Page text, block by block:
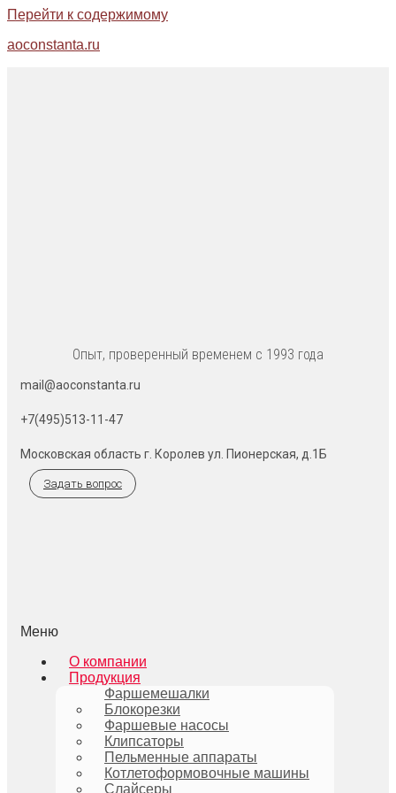
Перейти к содержимому
aoconstanta.ru
Опыт, проверенный временем с 1993 года
mail@aoconstanta.ru
+7(495)513-11-47
Московская область г. Королев ул. Пионерская, д.1Б
Задать вопрос
Меню
О компании
Продукция
Фаршемешалки
Блокорезки
Фаршевые насосы
Клипсаторы
Пельменные аппараты
Котлетоформовочные машины
Слайсеры